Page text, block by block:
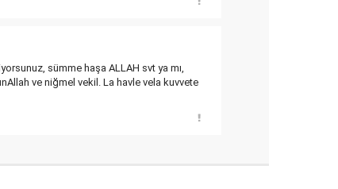
sümme haşa ALLAH svt ya mı,
ve niğmel vekil. La havle vela kuvvete